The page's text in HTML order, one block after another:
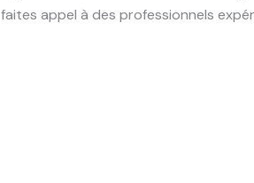
faites appel à des professionnels